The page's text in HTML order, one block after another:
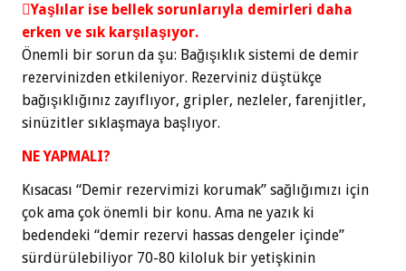
Yaşlılar ise bellek sorunlarıyla demirleri daha
erken ve sık karşılaşıyor.
Önemli bir sorun da şu: Bağışıklık sistemi de demir
rezervinizden etkileniyor. Rezerviniz düştükçe
bağışıklığınız zayıflıyor, gripler, nezleler, farenjitler,
sinüzitler sıklaşmaya başlıyor.
NE YAPMALI?
Kısacası “Demir rezervimizi korumak” sağlığımızı için
çok ama çok önemli bir konu. Ama ne yazık ki
bedendeki “demir rezervi hassas dengeler içinde”
sürdürülebiliyor 70-80 kiloluk bir yetişkinin